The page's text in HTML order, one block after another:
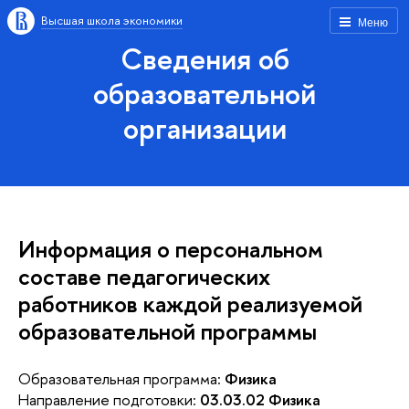
Меню
Высшая школа экономики
Сведения об
образовательной
организации
Информация о персональном
составе педагогических
работников каждой реализуемой
образовательной программы
Образовательная программа: Физика
Направление подготовки: 03.03.02 Физика